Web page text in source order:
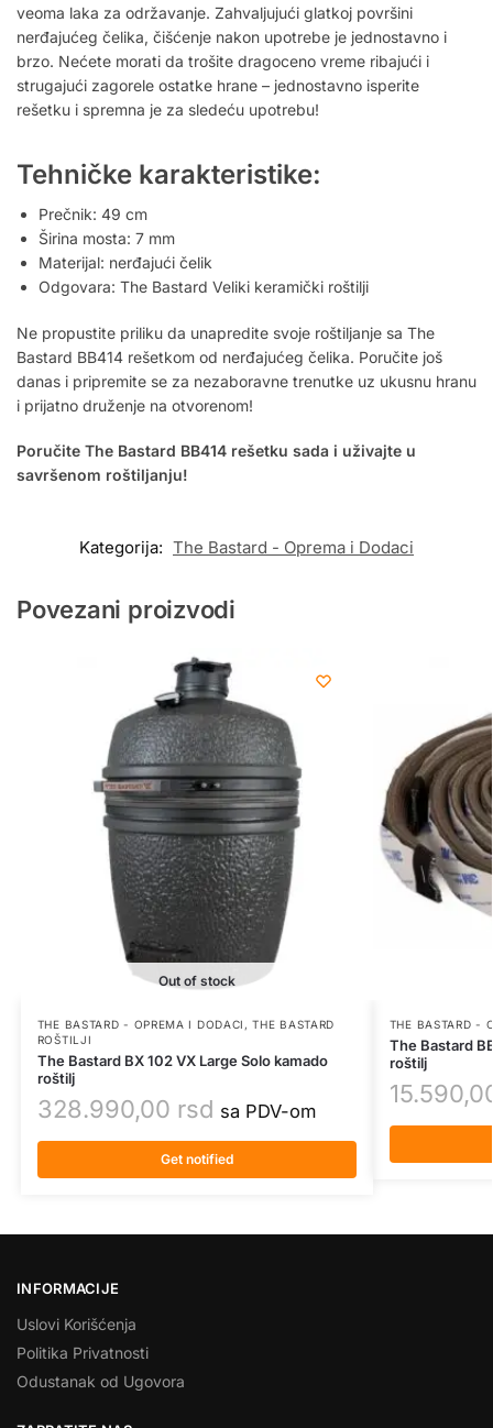
veoma laka za održavanje. Zahvaljujući glatkoj površini
nerđajućeg čelika, čišćenje nakon upotrebe je jednostavno i
brzo. Nećete morati da trošite dragoceno vreme ribajući i
strugajući zagorele ostatke hrane – jednostavno isperite
rešetku i spremna je za sledeću upotrebu!
Tehničke karakteristike:
Prečnik: 49 cm
Širina mosta: 7 mm
Materijal: nerđajući čelik
Odgovara: The Bastard Veliki keramički roštilji
Ne propustite priliku da unapredite svoje roštiljanje sa The
Bastard BB414 rešetkom od nerđajućeg čelika. Poručite još
danas i pripremite se za nezaboravne trenutke uz ukusnu hranu
i prijatno druženje na otvorenom!
Poručite The Bastard BB414 rešetku sada i uživajte u
savršenom roštiljanju!
Kategorija: The Bastard - Oprema i Dodaci
Povezani proizvodi
Out of stock
THE BASTARD - OPREMA I DODACI ,THE BASTARD
ROŠTILJI
The Bastard BX 102 VX Large Solo kamado
roštilj
328.990,00 rsd sa PDV-om
Get notified
THE BASTARD -
The Bastard
roštilj
INFORMACIJE
Uslovi Korišćenja
Politika Privatnosti
Odustanak od Ugovora